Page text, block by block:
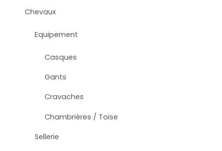
Chevaux
Equipement
Casques
Gants
Cravaches
Chambrières / Toise
Sellerie